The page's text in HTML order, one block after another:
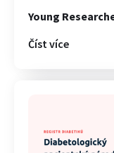
Young
Číst více